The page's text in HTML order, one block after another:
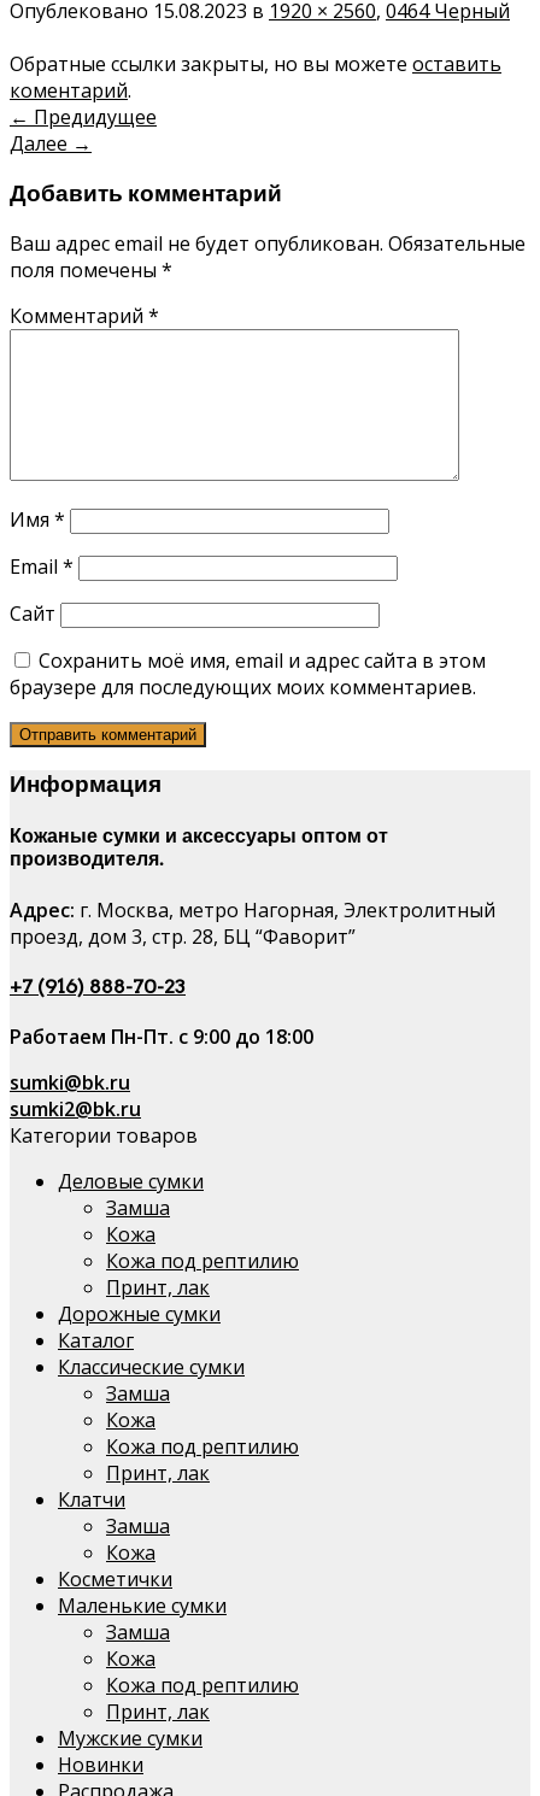
Опублековано 15.08.2023 в 1920 × 2560, 0464 Черный
Обратные ссылки закрыты, но вы можете оставить
коментарий.
← Предидущее
Далее →
Добавить комментарий
Ваш адрес email не будет опубликован. Обязательные
поля помечены *
Комментарий *
Имя *
Email *
Сайт
Сохранить моё имя, email и адрес сайта в этом
браузере для последующих моих комментариев.
Информация
Кожаные сумки и аксессуары оптом от
производителя.
Адрес: г. Москва, метро Нагорная, Электролитный
проезд, дом 3, стр. 28, БЦ “Фаворит”
+7 (916) 888-70-23
Работаем Пн-Пт. с 9:00 до 18:00
sumki@bk.ru
sumki2@bk.ru
Категории товаров
Деловые сумки
Замша
Кожа
Кожа под рептилию
Принт, лак
Дорожные сумки
Каталог
Классические сумки
Замша
Кожа
Кожа под рептилию
Принт, лак
Клатчи
Замша
Кожа
Косметички
Маленькие сумки
Замша
Кожа
Кожа под рептилию
Принт, лак
Мужские сумки
Новинки